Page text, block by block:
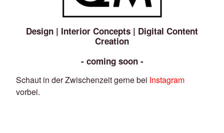
Design | Interior Concepts | Digital Content
Creation
- coming soon -
Schaut in der Zwischenzeit gerne bei Instagram
vorbei.